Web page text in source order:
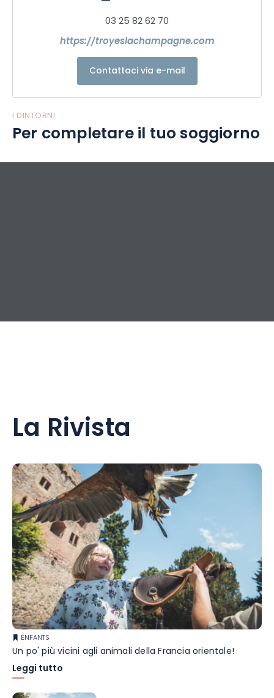
poetici pieni di fascino per gli innamorati di oggi...
Quindi... sorprendetevi...
03 25 82 62 70
https://troyeslachampagne.com
Contattaci via e-mail
I DINTORNI
Per completare il tuo soggiorno
La Rivista
ENFANTS
Un po' più vicini agli animali della Francia orientale!
Leggi tutto